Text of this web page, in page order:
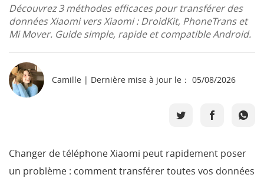
Boutique
Télécharger
Support
Découvrez 3 méthodes efficaces pour transférer des
données Xiaomi vers Xiaomi : DroidKit, PhoneTrans et
Mi Mover. Guide simple, rapide et compatible Android.
Camille | Dernière mise à jour le： 05/08/2026
Changer de téléphone Xiaomi peut rapidement poser
un problème : comment transférer toutes vos données